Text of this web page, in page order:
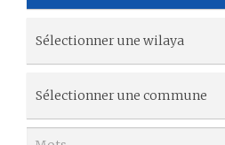
15
17
Sélectionner une wilaya
Sélectionner une commune